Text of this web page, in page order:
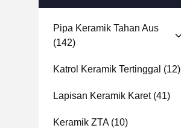
Pipa Keramik Tahan Aus
(142)
Katrol Keramik Tertinggal (12)
Lapisan Keramik Karet(41)
Keramik ZTA(10)